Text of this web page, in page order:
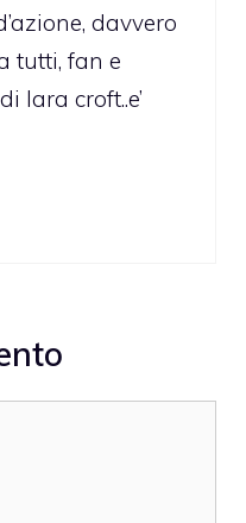
davvero
tutti, fan e
lara croft..e’